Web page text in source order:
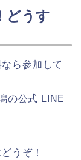
どうす
ら参加して
の公式 LINE
うぞ！